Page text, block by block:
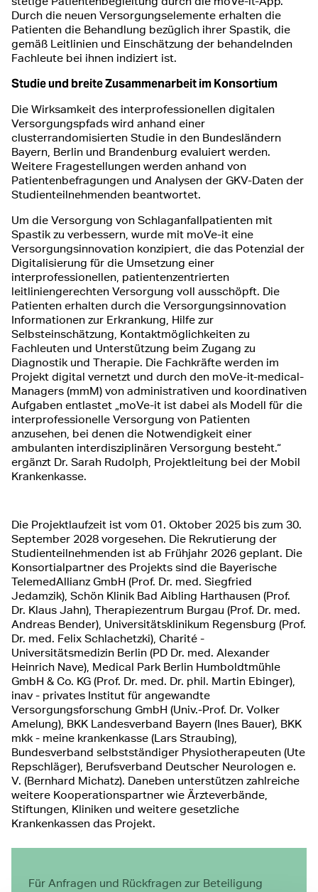
Durch die neuen Versorgungselemente erhalten die
Patienten die Behandlung bezüglich ihrer Spastik, die
gemäß Leitlinien und Einschätzung der behandelnden
Fachleute bei ihnen indiziert ist.
Studie und breite Zusammenarbeit im Konsortium
Die Wirksamkeit des interprofessionellen digitalen
Versorgungspfads wird anhand einer
clusterrandomisierten Studie in den Bundesländern
Bayern, Berlin und Brandenburg evaluiert werden.
Weitere Fragestellungen werden anhand von
Patientenbefragungen und Analysen der GKV-Daten der
Studienteilnehmenden beantwortet.
Um die Versorgung von Schlaganfallpatienten mit
Spastik zu verbessern, wurde mit moVe-it eine
Versorgungsinnovation konzipiert, die das Potenzial der
Digitalisierung für die Umsetzung einer
interprofessionellen, patientenzentrierten
leitliniengerechten Versorgung voll ausschöpft. Die
Patienten erhalten durch die Versorgungsinnovation
Informationen zur Erkrankung, Hilfe zur
Selbsteinschätzung, Kontaktmöglichkeiten zu
Fachleuten und Unterstützung beim Zugang zu
Diagnostik und Therapie. Die Fachkräfte werden im
Projekt digital vernetzt und durch den moVe-it-medical-
Managers (mmM) von administrativen und koordinativen
Aufgaben entlastet „moVe-it ist dabei als Modell für die
interprofessionelle Versorgung von Patienten
anzusehen, bei denen die Notwendigkeit einer
ambulanten interdisziplinären Versorgung besteht.“
ergänzt Dr. Sarah Rudolph, Projektleitung bei der Mobil
Krankenkasse.
Die Projektlaufzeit ist vom 01. Oktober 2025 bis zum 30.
September 2028 vorgesehen. Die Rekrutierung der
Studienteilnehmenden ist ab Frühjahr 2026 geplant. Die
Konsortialpartner des Projekts sind die Bayerische
TelemedAllianz GmbH (Prof. Dr. med. Siegfried
Jedamzik), Schön Klinik Bad Aibling Harthausen (Prof.
Dr. Klaus Jahn), Therapiezentrum Burgau (Prof. Dr. med.
Andreas Bender), Universitätsklinikum Regensburg (Prof.
Dr. med. Felix Schlachetzki), Charité -
Universitätsmedizin Berlin (PD Dr. med. Alexander
Heinrich Nave), Medical Park Berlin Humboldtmühle
GmbH & Co. KG (Prof. Dr. med. Dr. phil. Martin Ebinger),
inav - privates Institut für angewandte
Versorgungsforschung GmbH (Univ.-Prof. Dr. Volker
Amelung), BKK Landesverband Bayern (Ines Bauer), BKK
mkk - meine krankenkasse (Lars Straubing),
Bundesverband selbstständiger Physiotherapeuten (Ute
Repschläger), Berufsverband Deutscher Neurologen e.
V. (Bernhard Michatz). Daneben unterstützen zahlreiche
weitere Kooperationspartner wie Ärzteverbände,
Stiftungen, Kliniken und weitere gesetzliche
Krankenkassen das Projekt.
Für Anfragen und Rückfragen zur Beteiligung